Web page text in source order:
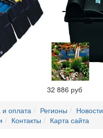
32 886 руб
и оплата Регионы Новости
Контакты Карта сайта